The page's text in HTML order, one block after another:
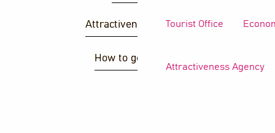
Tourist Office
Attractiveness Agency
Attractiveness agency
How to get there ?